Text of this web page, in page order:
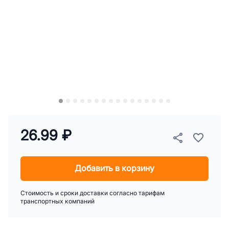
26.99 ₽
Добавить в корзину
Стоимость и сроки доставки согласно тарифам
транспортных компаний